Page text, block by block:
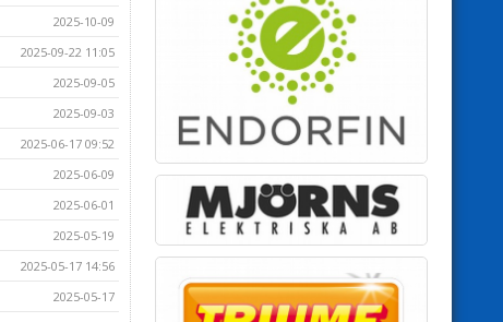
2025-10-09
2025-09-22 11:05
2025-09-05
2025-09-03
2025-06-17 09:52
2025-06-09
2025-06-01
2025-05-19
2025-05-17 14:56
2025-05-17